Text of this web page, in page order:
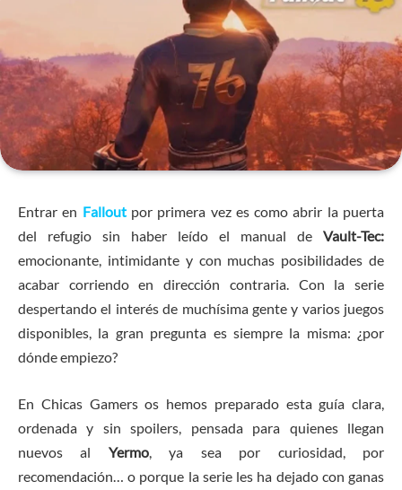
Entrar en Fallout por primera vez es como abrir la puerta
del refugio sin haber leído el manual de Vault-Tec:
emocionante, intimidante y con muchas posibilidades de
acabar corriendo en dirección contraria. Con la serie
despertando el interés de muchísima gente y varios juegos
disponibles, la gran pregunta es siempre la misma: ¿por
dónde empiezo?
En Chicas Gamers os hemos preparado esta guía clara,
ordenada y sin spoilers, pensada para quienes llegan
nuevos al Yermo, ya sea por curiosidad, por
recomendación… o porque la serie les ha dejado con ganas